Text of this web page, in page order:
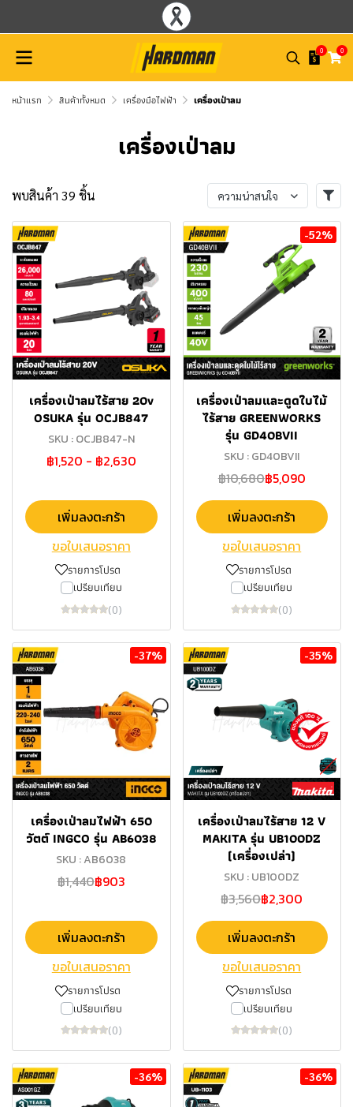
0 0
หน้าแรก สินค้าทั้งหมด เครื่องมือไฟฟ้า เครื่องเป่าลม
เครื่องเป่าลม
พบสินค้า 39 ชิ้น ความน่าสนใจ
เครื่องเป่าลมไร้สาย 20v
OSUKA รุ่น OCJB847
SKU : OCJB847-N
฿1,520 - ฿2,630
เพิ่มลงตะกร้า
ขอใบเสนอราคา
รายการโปรด
เปรียบเทียบ
(0)
-52%
เครื่องเป่าลมและดูดใบไม้
ไร้สาย GREENWORKS
รุ่น GD40BVII
SKU : GD40BVII
฿10,680฿5,090
เพิ่มลงตะกร้า
ขอใบเสนอราคา
รายการโปรด
เปรียบเทียบ
(0)
-37%
เครื่องเป่าลมไฟฟ้า 650
วัตต์ INGCO รุ่น AB6038
SKU : AB6038
฿1,440฿903
เพิ่มลงตะกร้า
ขอใบเสนอราคา
รายการโปรด
เปรียบเทียบ
(0)
-35%
เครื่องเป่าลมไร้สาย 12 V
MAKITA รุ่น UB100DZ
(เครื่องเปล่า)
SKU : UB100DZ
฿3,560฿2,300
เพิ่มลงตะกร้า
ขอใบเสนอราคา
รายการโปรด
เปรียบเทียบ
(0)
-36% -36%